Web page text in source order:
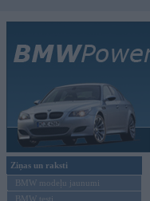
Ziņas un raksti
BMW modeļu jaunumi
BMW testi